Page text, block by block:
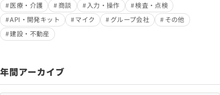
医療・介護
商談 入力・操作
検査・点検
API・開発キット
マイク グループ会社
その他
建設・不動産
年間アーカイブ